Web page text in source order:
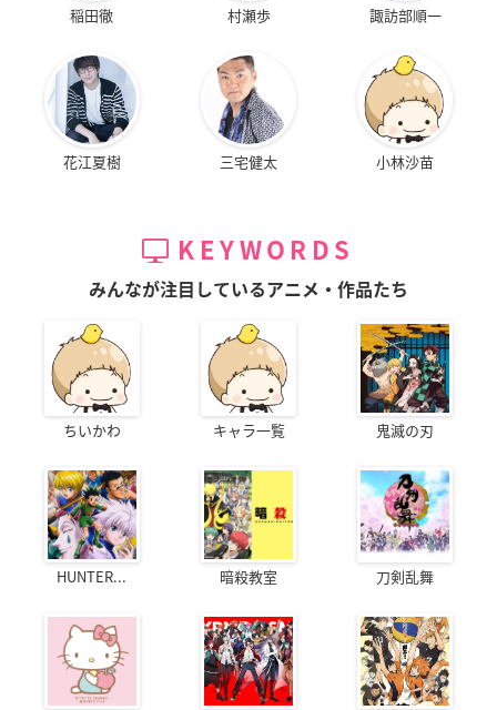
稲田徹 村瀬歩 諏訪部順一
花江夏樹 三宅健太 小林沙苗
KEYWORDS
みんなが注目しているアニメ・作品たち
ちいかわ キャラ一覧 鬼滅の刃
HUNTER... 暗殺教室 刀剣乱舞